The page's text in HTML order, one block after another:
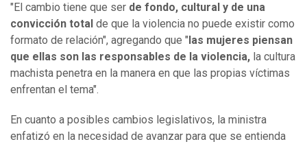
"El cambio tiene que ser de fondo, cultural y de una
convicción total de que la violencia no puede existir como
formato de relación", agregando que " las mujeres piensan
que ellas son las responsables de la violencia, la cultura
machista penetra en la manera en que las propias víctimas
enfrentan el tema".
En cuanto a posibles cambios legislativos, la ministra
enfatizó en la necesidad de avanzar para que se entienda